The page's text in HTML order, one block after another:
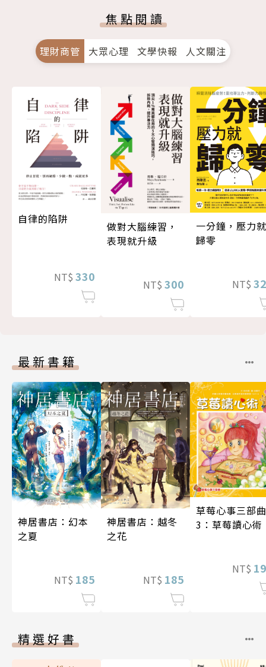
焦點閱讀
理財商管 大眾心理 文學快報 人文關注
自律的陷阱
NT$ 330
做對大腦練習，
表現就升級
NT$ 300
一分鐘，壓力就
歸零
NT$
最新書籍
神居書店：幻本
之夏
NT$ 185
神居書店：越冬
之花
NT$ 185
草莓心事三部曲
3：草莓讀心術
NT$
精選好書